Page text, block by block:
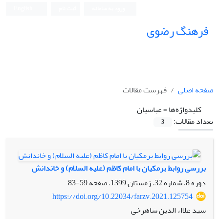
فرهنگ رضوی
صفحه اصلی
فهرست مقالات
کلیدواژه‌ها =عباسیان
تعداد مقالات:
3
بررسی روابط برمکیان با امام کاظم (علیه السلام) و خاندانش
دوره 8، شماره 32، زمستان 1399، صفحه
59-83
https://doi.org/10.22034/farzv.2021.125754
سید علااء الدین شاهرخی